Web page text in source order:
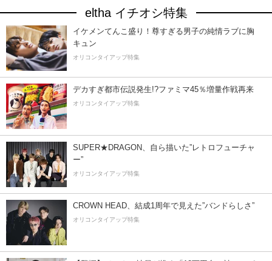
eltha イチオシ特集
イケメンてんこ盛り！尊すぎる男子の純情ラブに胸
キュン
オリコンタイアップ特集
デカすぎ都市伝説発生!?ファミマ45％増量作戦再来
オリコンタイアップ特集
SUPER★DRAGON、自ら描いた”レトロフューチャ
ー”
オリコンタイアップ特集
CROWN HEAD、結成1周年で見えた”バンドらしさ”
オリコンタイアップ特集